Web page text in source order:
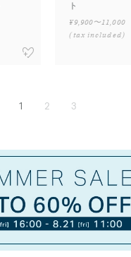
ト
¥9,900〜11,000
(tax included)
1 2 3